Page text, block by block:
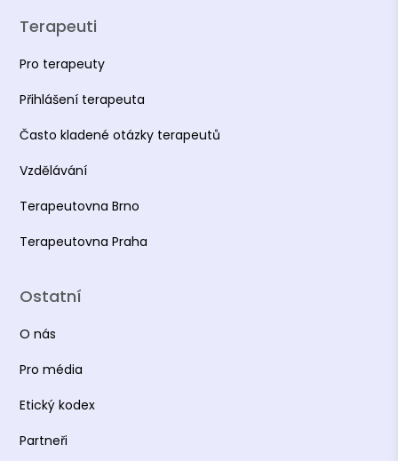
Terapeuti
Pro terapeuty
Přihlášení terapeuta
Často kladené otázky terapeutů
Vzdělávání
Terapeutovna Brno
Terapeutovna Praha
Ostatní
O nás
Pro média
Etický kodex
Partneři